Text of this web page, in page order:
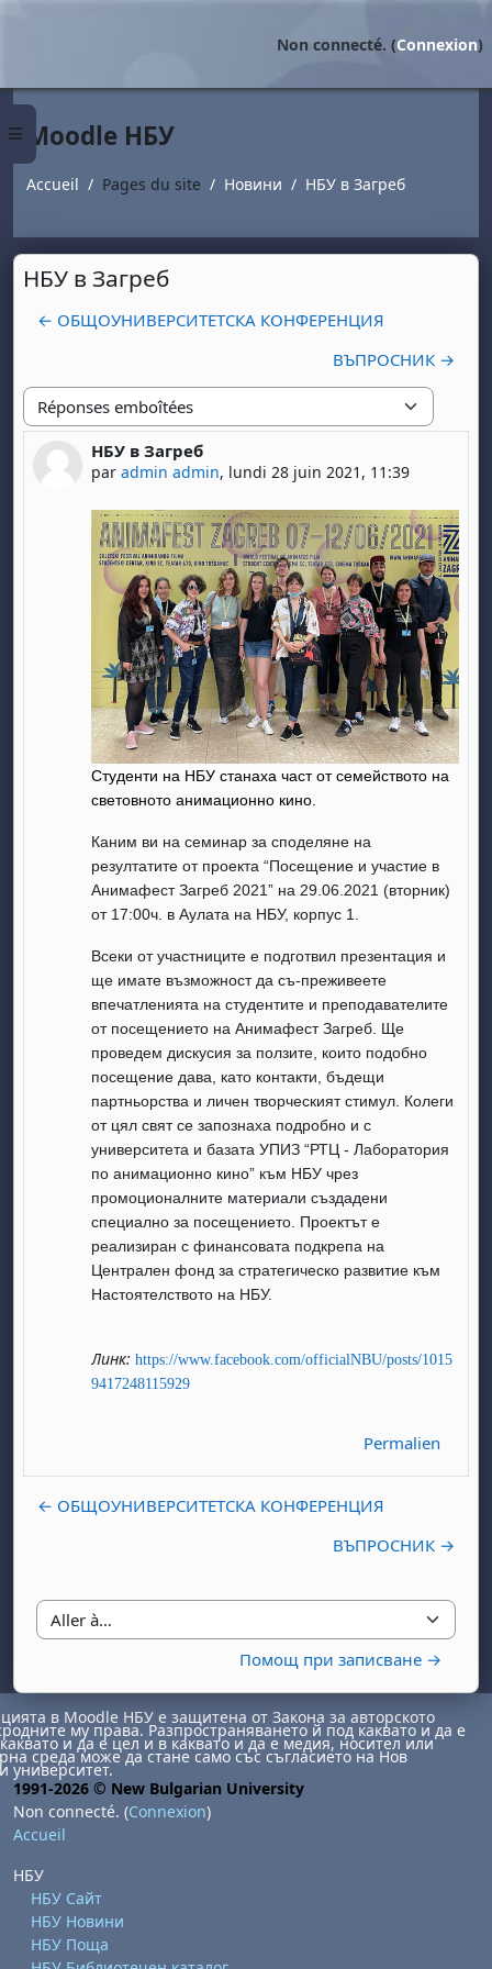
Panneau latéral
Non connecté. (Connexion)
Moodle НБУ
Accueil Pages du site Новини НБУ в Загреб
НБУ в Загреб
← ОБЩОУНИВЕРСИТЕТСКА КОНФЕРЕНЦИЯ
ВЪПРОСНИК →
Type d'affichage
НБУ в Загреб
par admin admin, lundi 28 juin 2021, 11:39
Nombre de réponses : 0
Студенти на НБУ станаха част от семейството на
световното анимационно кино.
Каним ви на семинар за споделяне на
резултатите от проекта “Посещение и участие в
Анимафест Загреб 2021” на 29.06.2021 (вторник)
от 17:00ч. в Аулата на НБУ, корпус 1.
Всеки от участниците е подготвил презентация и
ще имате възможност да съ-преживеете
впечатленията на студентите и преподавателите
от посещението на Анимафест Загреб. Ще
проведем дискусия за ползите, които подобно
посещение дава, като контакти, бъдещи
партньорства и личен творческият стимул. Колеги
от цял свят се запознаха подробно и с
университета и базата УПИЗ “РТЦ - Лаборатория
по анимационно кино” към НБУ чрез
промоционалните материали създадени
специално за посещението. Проектът е
реализиран с финансовата подкрепа на
Централен фонд за стратегическо развитие към
Настоятелството на НБУ.
Линк: https://www.facebook.com/officialNBU/posts/1015
9417248115929
Permalien
← ОБЩОУНИВЕРСИТЕТСКА КОНФЕРЕНЦИЯ
ВЪПРОСНИК →
Aller à…
Помощ при записване →
samedi 1 août
dimanche 2 août
7 août
samedi 8 août
dimanche 9 août
14 août
samedi 15 août
dimanche 16 août
21 août
samedi 22 août
dimanche 23 août
28 août
samedi 29 août
dimanche 30 août
в Moodle НБУ е защитена от Закона за авторското
му права. Разпространяването й под каквато и да е
и да е цел и в каквато и да е медия, носител или
среда може да стане само със съгласието на Нов
университет.
1991-2026 © New Bulgarian University
Non connecté. (Connexion)
Accueil
НБУ
НБУ Сайт
НБУ Новини
НБУ Поща